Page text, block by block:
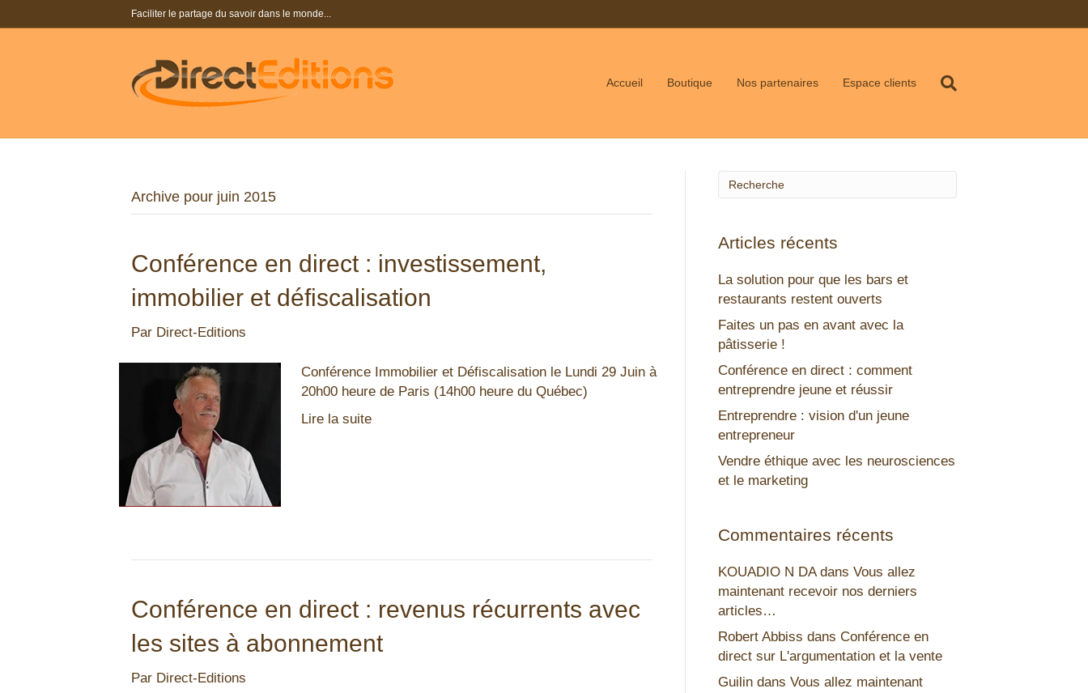
Faciliter le partage du savoir dans le monde...
Accueil Boutique Nos partenaires Espace clients
Archive pour juin 2015
Conférence en direct : investissement,
immobilier et défiscalisation
Par Direct-Editions
Conférence Immobilier et Défiscalisation le Lundi 29 Juin à
20h00 heure de Paris (14h00 heure du Québec)
Lire la suite
Conférence en direct : revenus récurrents avec
les sites à abonnement
Par Direct-Editions
Articles récents
La solution pour que les bars et
restaurants restent ouverts
Faites un pas en avant avec la
pâtisserie !
Conférence en direct : comment
entreprendre jeune et réussir
Entreprendre : vision d'un jeune
entrepreneur
Vendre éthique avec les neurosciences
et le marketing
Commentaires récents
KOUADIO N DAdans Vous allez
maintenant recevoir nos derniers
articles…
Robert Abbiss dans Conférence en
direct sur L'argumentation et la vente
Guilin dans Vous allez maintenant